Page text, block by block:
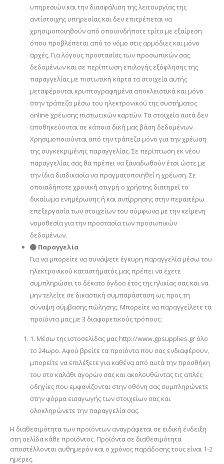
υπηρεσιών και την διασφάλιση της λειτουργίας της
αντίστοιχης υπηρεσίας και δεν επιτρέπεται να
χρησιμοποιηθούν από οποιονδήποτε τρίτο με εξαίρεση
όπου προβλέπεται από το νόμο στις αρμόδιες και μόνο
αρχές. Για λόγους προστασίας των προσωπικών σας
δεδομένων και σε περίπτωση επιλογής εξόφλησης της
παραγγελίας με πιστωτική κάρτα τα στοιχεία αυτής
μεταφέρονται κρυπτογραφημένα αποκλειστικά και μόνο
στην τράπεζα μέσω του ηλεκτρονικού της συστήματος
online χρέωσης πιστωτικών καρτών. Τα στοιχεία αυτά δεν
αποθηκεύονται σε κάποια δική μας βάση δεδομένων.
Χρησιμοποιούνται από την τράπεζα μόνο για την χρέωση
της συγκεκριμένης παραγγελίας. Σε περίπτωση εκ νέου
παραγγελίας σας θα πρέπει να ξαναδωθούν έτσι ώστε με
την ίδια διαδικασία να πραγματοποιηθεί η χρέωση. Σε
οποιαδήποτε χρονική στιγμή ο χρήστης διατηρεί το
δικαίωμα ενημέρωσης ή και αντίρρησης στην περαιτέρω
επεξεργασία των στοιχείων του σύμφωνα με την κείμενη
νομοθεσία για την προστασία των προσωπικών
δεδομένων.
Παραγγελία
Για να μπορείτε να συνάψετε έγκυρη παραγγελία μέσω του
ηλεκτρονικού καταστήματός μας πρέπει να έχετε
συμπληρώσει το δέκατο όγδοο έτος της ηλικίας σας και να
μην τελείτε σε δικαστική συμπαράσταση ως προς τη
σύναψη σύμβασης πώλησης. Μπορείτε να παραγγείλετε τα
προϊόντα μας με 3 διαφορετικούς τρόπους:
1. Μέσω της ιστοσελίδας μας http://www.gpsupplies.gr όλο
το 24ωρο. Αφού βρείτε τα προϊόντα που σας ενδιαφέρουν,
μπορείτε να επιλέξετε για καθένα από αυτά την προσθήκη
του στο καλάθι αγορών σας και ακολουθώντας τις απλές
οδηγίες που εμφανίζονται στην οθόνη σας συμπληρώνετε
στην φόρμα εισαγωγής των στοιχείων σας και
ολοκληρώνετε την παραγγελία σας.
Η διαθεσιμότητα των προϊόντων αναγράφεται σε ειδική ένδειξη
στη σελίδα κάθε προϊόντος. Προϊόντα σε διαθεσιμότητα
αποστέλλονται αυθημερόν και ο χρόνος παράδοσης τους είναι 1-2
ημέρες.